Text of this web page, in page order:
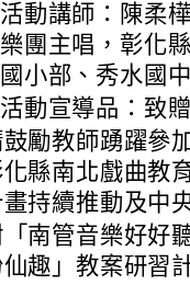
活動講師：陳柔
樂團主唱，彰化
國小部、秀水國
活動宣導品：致
勵教師踴躍參
縣南北戲曲教
持續推動及中
南管音樂好好
趣」教案研習